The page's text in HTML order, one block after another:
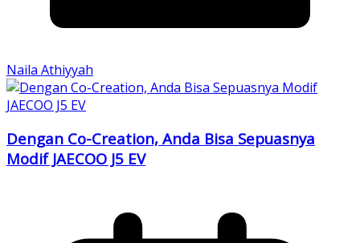
Naila Athiyyah
Dengan Co-Creation, Anda Bisa Sepuasnya
Modif JAECOO J5 EV